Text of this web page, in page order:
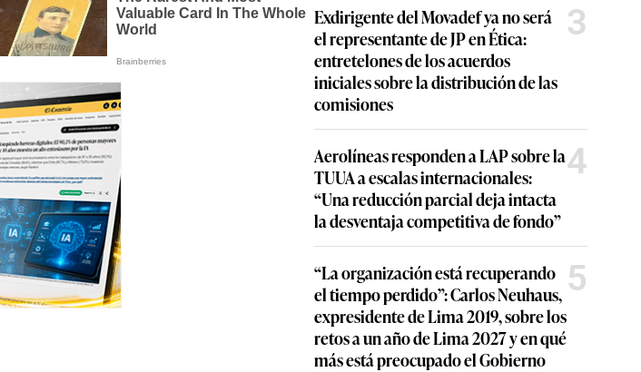
Exdirigente del Movadef ya no será
el representante de JP en Ética:
entretelones de los acuerdos
iniciales sobre la distribución de las
comisiones
3
Aerolíneas responden a LAP sobre la
TUUA a escalas internacionales:
“Una reducción parcial deja intacta
la desventaja competitiva de fondo”
4
“La organización está recuperando
el tiempo perdido”: Carlos Neuhaus,
expresidente de Lima 2019, sobre los
retos a un año de Lima 2027 y en qué
más está preocupado el Gobierno
5